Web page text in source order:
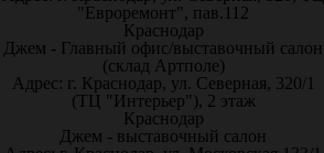
"Евроремонт", пав.112
Краснодар
Джем - Главный офис/выставочный салон
(склад Артполе)
Адрес: г. Краснодар, ул. Северная, 320/1
(ТЦ "Интерьер"), 2 этаж
Краснодар
Джем - выставочный салон